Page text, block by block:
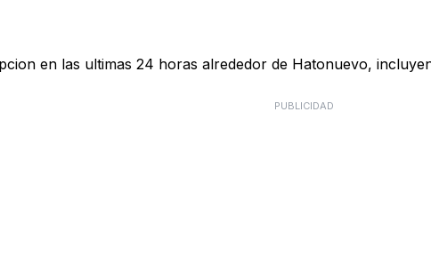
en las ultimas 24 horas alrededor de Hatonuevo,
PUBLICIDAD